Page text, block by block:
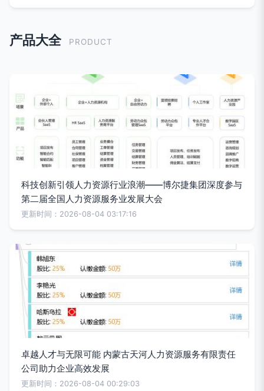
产品大全 PRODUCT
科技创新引领人力资源行业浪潮——博尔捷集团深度参与
第二届全国人力资源服务业发展大会
更新时间：2026-08-04 03:17:16
卓越人才与无限可能 内蒙古天河人力资源服务有限责任
公司助力企业高效发展
更新时间：2026-08-04 00:29:03